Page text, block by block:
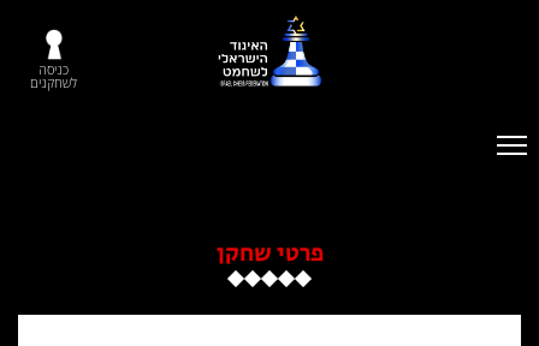
כניסה
לשחקנים
פרטי שחקן